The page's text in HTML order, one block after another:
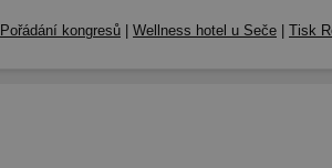
Pořádání kongresů | Wellness hotel u Seče | Tisk